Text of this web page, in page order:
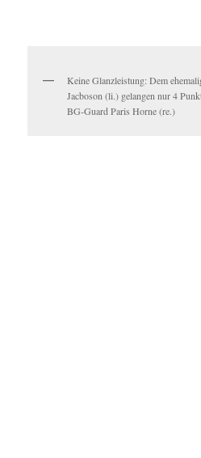
Keine Glanzleistung: Dem
Jacboson (li.) gelangen nur 4
BG-Guard Paris Horne (re.)